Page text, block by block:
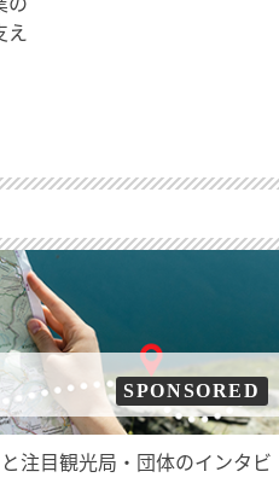
SPONSORED
注目観光局・団体のインタビ